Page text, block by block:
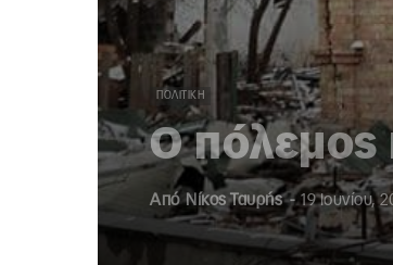
ΠΟΛΙΤΙΚΉ
Ο πόλεμος
Από Νίκος Ταυρής - 19 Ιουνίου,